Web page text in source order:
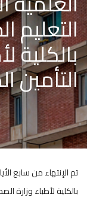
التعليم
بالكلية
التأمين
تم الإنتهاء من سابع
بالكلية لأطباء وزارة